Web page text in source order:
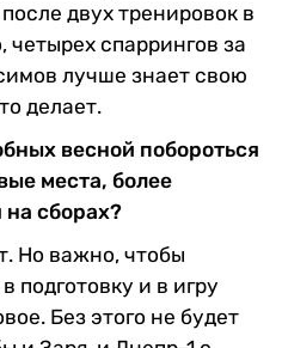
двух тренировок в
четырех спаррингов за
лучше знает свою
делает.
весной побороться
места, более
на сборах?
Но важно, чтобы
подготовку и в игру
Без этого не будет